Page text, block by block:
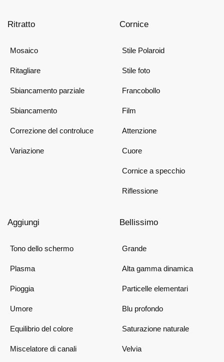
Ritratto
Mosaico
Ritagliare
Sbiancamento parziale
Sbiancamento
Correzione del controluce
Variazione
Cornice
Stile Polaroid
Stile foto
Francobollo
Film
Attenzione
Cuore
Cornice a specchio
Riflessione
Aggiungi
Tono dello schermo
Plasma
Pioggia
Umore
Equilibrio del colore
Miscelatore di canali
Bellissimo
Grande
Alta gamma dinamica
Particelle elementari
Blu profondo
Saturazione naturale
Velvia